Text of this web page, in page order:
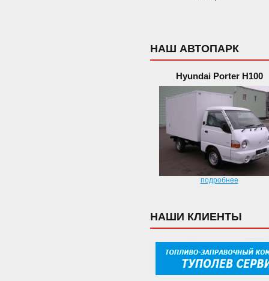
НАШ АВТОПАРК
Hyundai Porter H100
подробнее
НАШИ КЛИЕНТЫ